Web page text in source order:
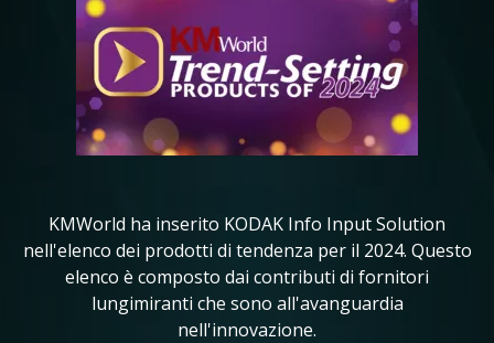
KMWorld ha inserito KODAK Info Input Solution
nell'elenco dei prodotti di tendenza per il 2024. Questo
elenco è composto dai contributi di fornitori
lungimiranti che sono all'avanguardia
nell'innovazione.